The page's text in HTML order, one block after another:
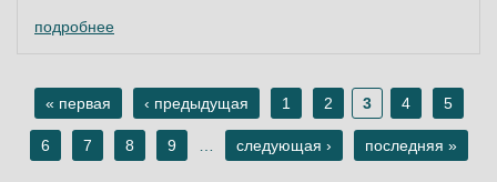
подробнее
Страницы
« первая ‹ предыдущая 1 2 3 4 5
6 7 8 9 следующая › последняя »